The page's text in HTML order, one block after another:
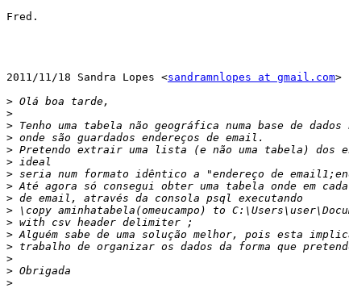
Fred.
2011/11/18 Sandra Lopes <sandramnlopes at gmail.com>
>
>
>
>
>
>
>
>
>
>
>
>
>
>
>
>